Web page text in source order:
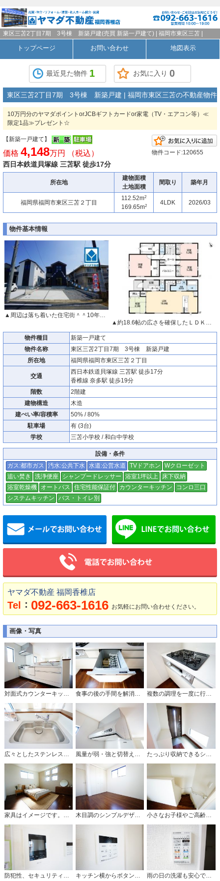
東区三苫2丁目7期 3号棟 新築戸建(売買 新築一戸建て) | 福岡市東区三苫 |
トップページ お問い合わせ 地図表示
最近見た物件 1 お気に入り 0
東区三苫2丁目7期 3号棟 新築戸建 | 福岡市東区三苫の不動産物件
10万円分のヤマダポイントorJCBギフトカードor家電（TV・エアコン等）≪
限定1品≫プレゼント☆
【新築一戸建て】
価格 4,148万円 （税込）
西日本鉄道貝塚線 三苫駅 徒歩17分
物件コード:120655
所在地
建物面積
土地面積
間取り 築年月
福岡県福岡市東区三苫２丁目
112.52m2
169.65m2 4LDK 2026/03
物件基本情報
▲周辺は落ち着いた住宅街＾＾10年間の瑕疵保証が付いた安心の新築戸建。最新の設備で気持ちの良い新生活を送りませんか。毎日のお料理やバスタイムが楽しみになりますね。
物件種目
新築一戸建て
物件名称
東区三苫2丁目7期 3号棟 新築戸建
所在地
福岡県福岡市東区三苫２丁目
交通
西日本鉄道貝塚線 三苫駅 徒歩17分
香椎線 奈多駅 徒歩19分
階数
2階建
建物構造
木造
建ぺい率/容積率
50% / 80%
駐車場
有 (3台)
学校
三苫小学校 / 和白中学校
設備・条件
ガス:都市ガス
汚水:公共下水 水道:公営水道 TVドアホン
Wクローゼット
追い焚き
洗浄便座 シャンプードレッサー 浴室1坪以上
床下収納
浴室乾燥機
オートバス 住宅性能保証付 カウンターキッチン
コンロ三口
システムキッチン
バス・トイレ別
メールでお問い合わせ
ヤマダ不動産 福岡香椎店
Tel ： 092-663-1616 お気軽にお問い合わせください。
画像・写真
対面式カウンターキッチンからはお子様の様子が見守れます。ダイニングへの配膳や調理の時便利なカウンター付き。 食事の後の手間を解消する食器洗い乾燥機付。冬場の洗い物で手荒れの悩みもなくなります。手洗いよりも節約できて便利。 複数の調理を一度に行うことができる3口コンロ。効率よくお料理が出来ます。毎日のお料理も楽しくなりますね＾＾
広々としたステンレスシンクには、洗剤やスポンジを収納出来るラック付き。広さも確保しているので、大きなお鍋も洗いやすいです。 風量が弱・強と切替え可能なレンジフードが調理中の煙をしっかり吸い込みます。手元を照らすライト付きです。 たっぷり収納できるシューズボックスです。家族全員の靴がきれいに整頓できます。棚の上にお花や写真を飾っても良いですね。
防犯性、セキュリティ対策に安心できるテレビモニター付きインターフォンです。セールスマン対策にもなり安心できます。 キッチン横からボタンひとつで操作が楽々。 雨の日の洗濯も安心できる浴室暖房乾燥機付き浴室。リモコンで操作もボタン1つで簡単。